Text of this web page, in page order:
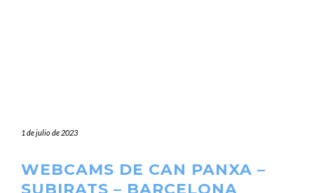
1 de julio de 2023
WEBCAMS DE CAN PANXA –
SUBIRATS – BARCELONA